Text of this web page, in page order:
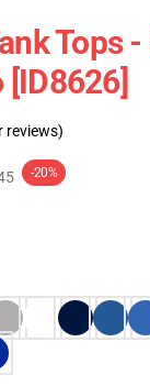
Tops
[ID8626]
reviews)
-20%